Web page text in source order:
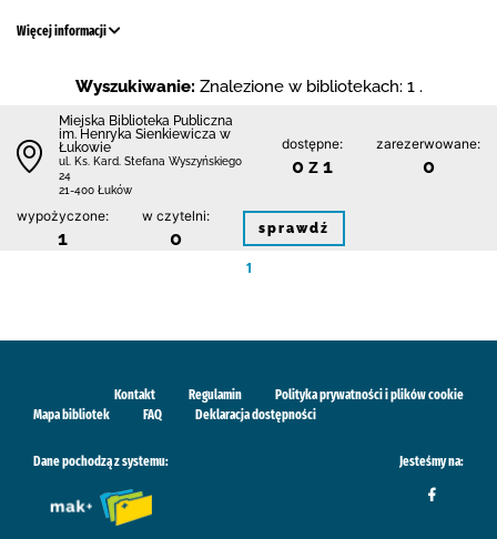
Więcej informacji
Wyszukiwanie: Znalezione w bibliotekach: 1 .
Miejska Biblioteka Publiczna
im. Henryka Sienkiewicza w
Łukowie
ul. Ks. Kard. Stefana Wyszyńskiego
24
21-400 Łuków
dostępne:
0 z 1
zarezerwowane:
0
wypożyczone:
1
w czytelni:
0 sprawdź
1
Kontakt Regulamin
Polityka prywatności i plików cookie
Mapa bibliotek
FAQ Deklaracja dostępności
Dane pochodzą z systemu: Jesteśmy na: